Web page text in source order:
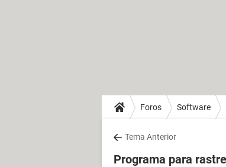
Foros Software
Tema Anterior
Programa para